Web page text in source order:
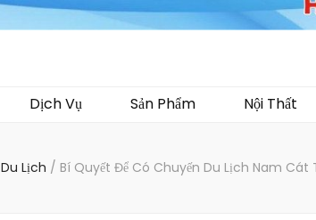
Dịch Vụ Sản Phẩm Nội Thất
Du Lịch / Bí Quyết Để Có Chuyến Du Lịch Nam Cát